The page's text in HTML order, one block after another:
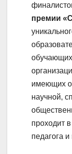
премии
имеющих
научной,
проходит
педагога